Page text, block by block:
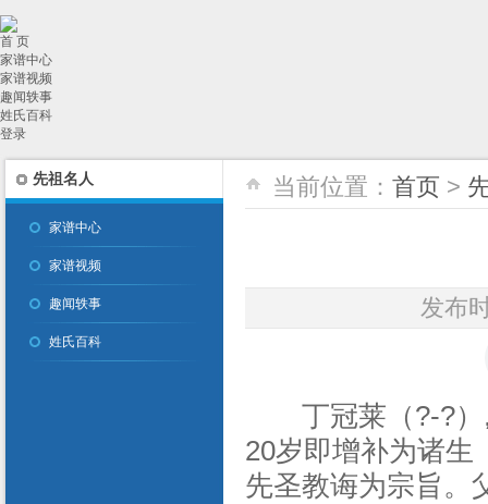
首 页
家谱中心
家谱视频
趣闻轶事
姓氏百科
登录
先祖名人
家谱中心
家谱视频
趣闻轶事
姓氏百科
当前位置： 首页 >
发布
丁冠莱（?-?）,
20岁即增补为诸生
先圣教诲为宗旨。